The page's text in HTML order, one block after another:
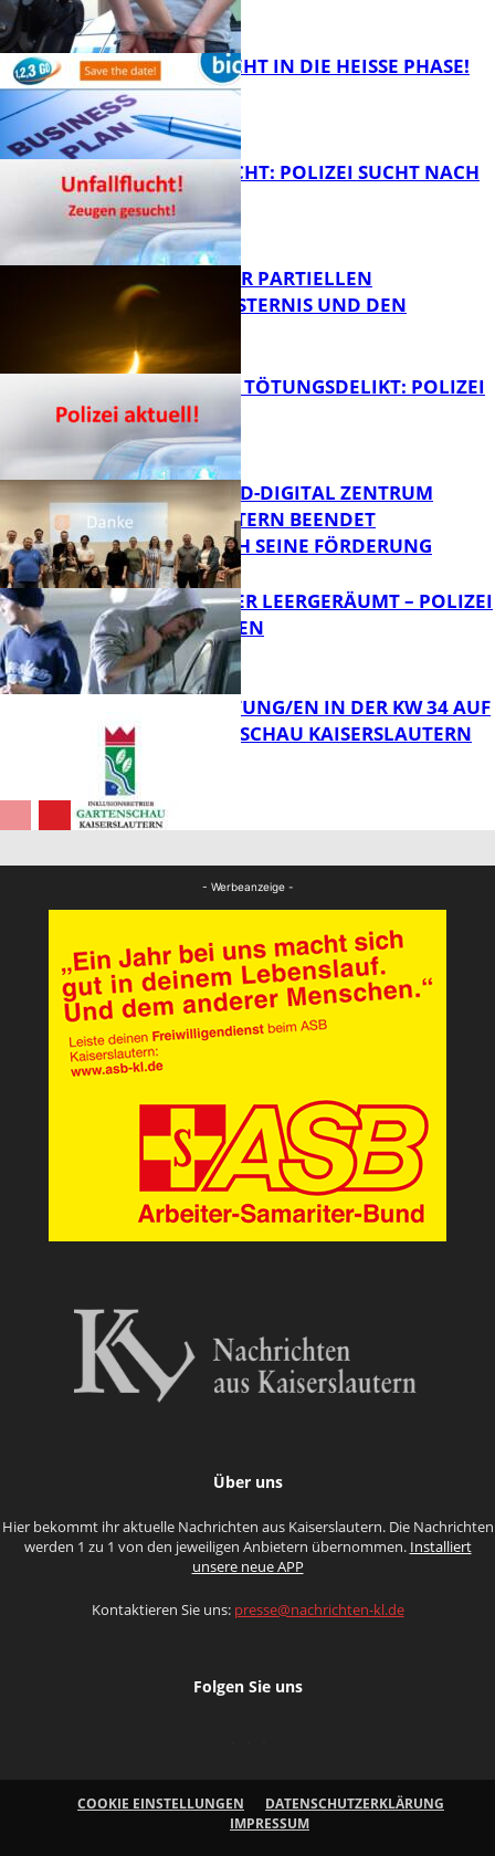
FB Kultur
FB News
1,2,3 GO® GEHT IN DIE HEISSE PHASE!
UNFALLFLUCHT: POLIZEI SUCHT NACH
ZEUGEN
VORTRAG ZUR PARTIELLEN
SONNENFINSTERNIS UND DEN
PERSEIDEN
FB News
VERSUCHTES TÖTUNGSDELIKT: POLIZEI
ERMITTELT
FB News
MITTELSTAND-DIGITAL ZENTRUM
KAISERSLAUTERN BEENDET
ERFOLGREICH SEINE FÖRDERUNG
TRANSPORTER LEERGERÄUMT – POLIZEI
SUCHT ZEUGEN
VERANSTALTUNG/EN IN DER KW 34 AUF
DER GARTENSCHAU KAISERSLAUTERN
- Werbeanzeige -
Über uns
Hier bekommt ihr aktuelle Nachrichten aus Kaiserslautern. Die Nachrichten
werden 1 zu 1 von den jeweiligen Anbietern übernommen. Installiert
unsere neue APP
Kontaktieren Sie uns: presse@nachrichten-kl.de
Folgen Sie uns
COOKIE EINSTELLUNGEN
DATENSCHUTZERKLÄRUNG
IMPRESSUM